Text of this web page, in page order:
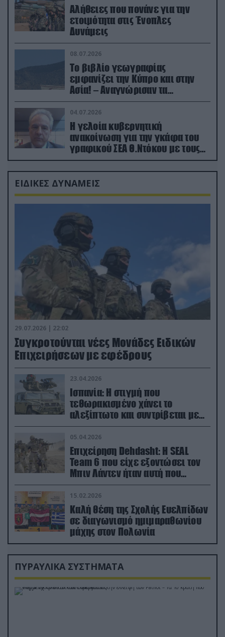
Αλήθειες που πονάνε για την
ετοιμότητα στις Ένοπλες
Δυνάμεις
08.07.2026
Το βιβλίο γεωγραφίας
εμφανίζει την Κύπρο και στην
Ασία! – Αναγνώρισαν τα
κατεχόμενα; (φωτο)
04.07.2026
Η γελοία κυβερνητική
ανακοίνωση για την γκάφα του
γραφικού ΣΕΑ Θ.Ντόκου με τους
Ρώσους φαρσέρ
ΕΙΔΙΚΕΣ ΔΥΝΑΜΕΙΣ
29.07.2026 | 22:02
Συγκροτούνται νέες Μονάδες Ειδικών
Επιχειρήσεων με εφέδρους
23.04.2026
Ισπανία: Η στιγμή που
τεθωρακισμένο χάνει το
αλεξίπτωτο και συντρίβεται με
ορμή στο έδαφος (βίντεο)
05.04.2026
Επιχείρηση Dehdasht: Η SEAL
Team 6 που είχε εξοντώσει τον
Μπιν Λάντεν ήταν αυτή που
διέσωσε τον πιλότο του F-15
15.02.2026
Καλή θέση της Σχολής Ευελπίδων
σε διαγωνισμό ημιμαραθωνίου
μάχης στον Πολωνία
ΠΥΡΑΥΛΙΚΑ ΣΥΣΤΗΜΑΤΑ